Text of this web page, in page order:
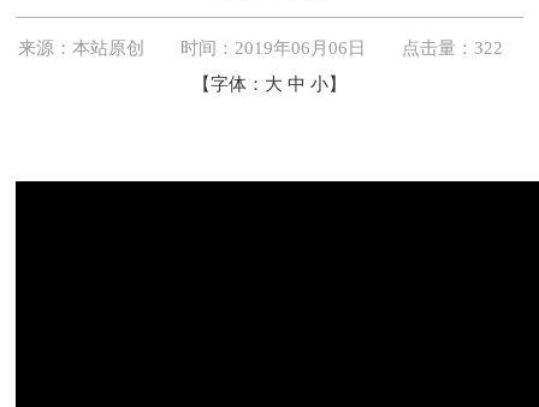
来源： 本站原创 时间：2019年06月06日 点击量： 322
【字体： 大 中 小】